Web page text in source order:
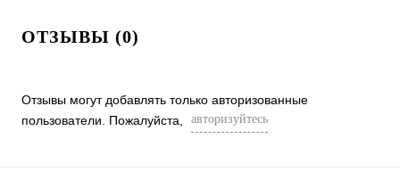
ОТЗЫВЫ (0)
Отзывы могут добавлять только авторизованные
пользователи. Пожалуйста,
авторизуйтесь